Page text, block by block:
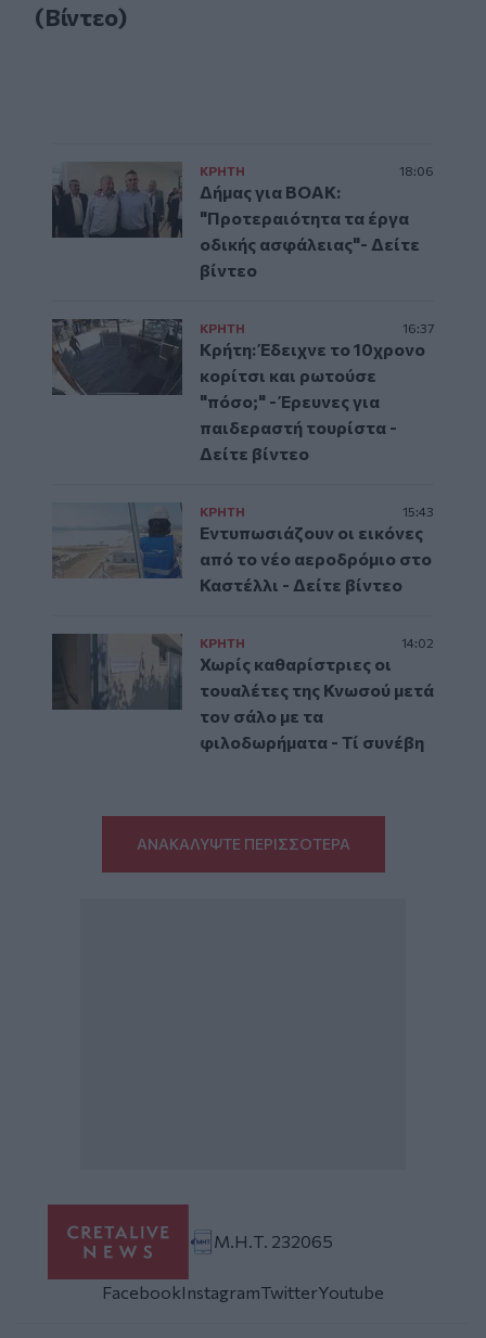
(Βίντεο)
ΚΡΗΤΗ 18:06
Δήμας για ΒΟΑΚ:
"Προτεραιότητα τα έργα
οδικής ασφάλειας"- Δείτε
βίντεο
ΚΡΗΤΗ 16:37
Κρήτη: Έδειχνε το 10χρονο
κορίτσι και ρωτούσε
"πόσο;" - Έρευνες για
παιδεραστή τουρίστα -
Δείτε βίντεο
ΚΡΗΤΗ 15:43
Εντυπωσιάζουν οι εικόνες
από το νέο αεροδρόμιο στο
Καστέλλι - Δείτε βίντεο
ΚΡΗΤΗ 14:02
Χωρίς καθαρίστριες οι
τουαλέτες της Κνωσού μετά
τον σάλο με τα
φιλοδωρήματα - Τί συνέβη
ΑΝΑΚΑΛΥΨΤΕ ΠΕΡΙΣΣΟΤΕΡΑ
Μ.Η.Τ. 232065
FacebookInstagramTwitterYoutube